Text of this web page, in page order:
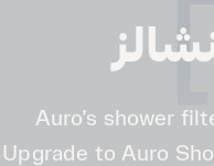
Auro’s shower
Upgrade to Auro